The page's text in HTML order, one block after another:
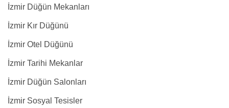
İzmir Düğün Mekanları
İzmir Kır Düğünü
İzmir Otel Düğünü
İzmir Tarihi Mekanlar
İzmir Düğün Salonları
İzmir Sosyal Tesisler